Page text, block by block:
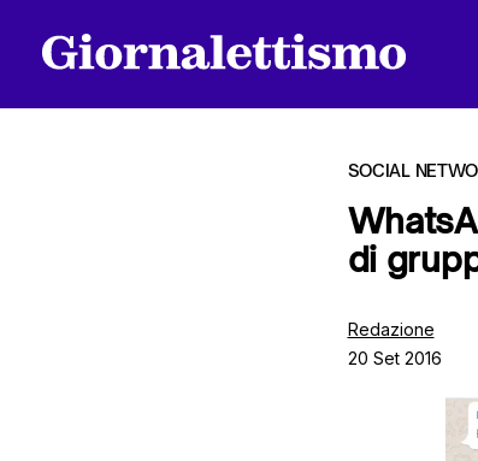
SOCIAL
di
Redazione
20 Set 2016